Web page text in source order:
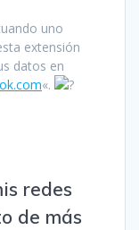
uno
extensión
datos en
«.
redes
de más